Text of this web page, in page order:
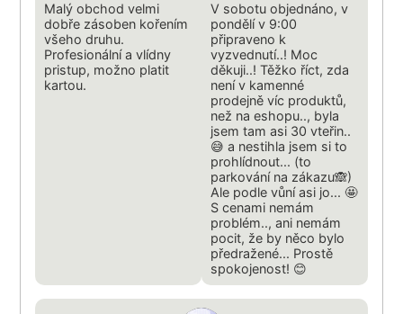
Malý obchod velmi
dobře zásoben kořením
všeho druhu.
Profesionální a vlídny
pristup, možno platit
kartou.
V sobotu objednáno, v
pondělí v 9:00
připraveno k
vyzvednutí..! Moc
děkuji..! Těžko říct, zda
není v kamenné
prodejně víc produktů,
než na eshopu.., byla
jsem tam asi 30 vteřin..
😅 a nestihla jsem si to
prohlídnout... (to
parkování na zákazu🙈)
Ale podle vůní asi jo... 🤩
S cenami nemám
problém.., ani nemám
pocit, že by něco bylo
předražené... Prostě
spokojenost! 😊